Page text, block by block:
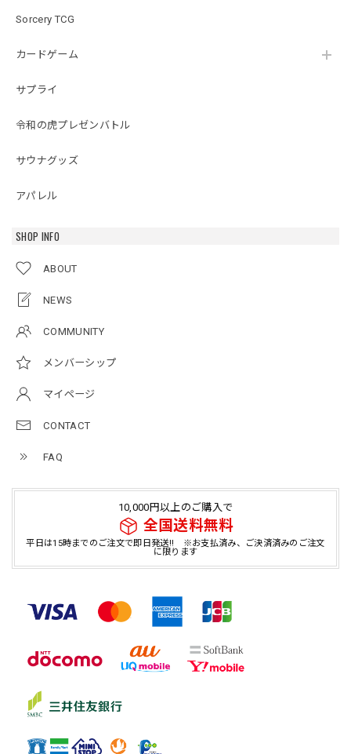
Sorcery TCG
カードゲーム
サプライ
令和の虎プレゼンバトル
サウナグッズ
アパレル
SHOP INFO
ABOUT
NEWS
COMMUNITY
メンバーシップ
マイページ
CONTACT
FAQ
10,000円以上のご購入で
全国送料無料
平日は15時までのご注文で即日発送!! ※お支払済み、ご決済済みのご注文
に限ります